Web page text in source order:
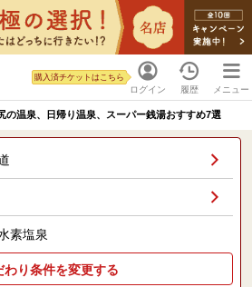
ログイン
購入済チケットはこちら
履歴 メニュー
の温泉、日帰り温泉、スーパー銭湯おすすめ7選
素塩泉
わり条件を変更する